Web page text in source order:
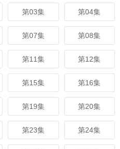
第03集 第04集
第07集 第08集
第11集 第12集
第15集 第16集
第19集 第20集
第23集 第24集